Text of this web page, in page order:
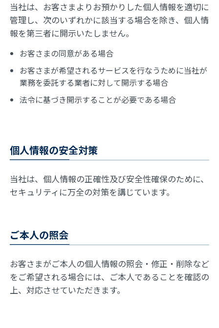
当社は、お客さまよりお預かりした個人情報を適切に
管理し、次のいずれかに該当する場合を除き、個人情
報を第三者に開示いたしません。
お客さまの同意がある場合
お客さまが希望されるサービスを行なうために当社が
業務を委託する業者に対して開示する場合
法令に基づき開示することが必要である場合
個人情報の安全対策
当社は、個人情報の正確性及び安全性確保のために、
セキュリティに万全の対策を講じています。
ご本人の照会
お客さまがご本人の個人情報の照会・修正・削除など
をご希望される場合には、ご本人であることを確認の
上、対応させていただきます。